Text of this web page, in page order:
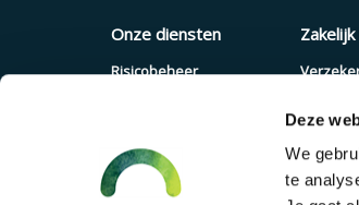
Deze
We
te
Onze diensten
Risicobeheer
Financieel advies
Zakelijk
Offerte